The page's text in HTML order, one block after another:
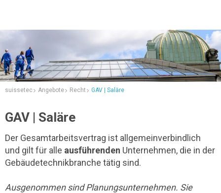
suissetec Angebote Recht GAV | Saläre
GAV | Saläre
Der Gesamtarbeitsvertrag ist allgemeinverbindlich
und gilt für alle ausführenden Unternehmen, die in der
Gebäudetechnikbranche tätig sind.
Ausgenommen sind Planungsunternehmen. Sie